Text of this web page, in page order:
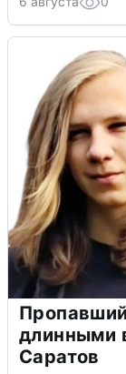
длинными
Саратов